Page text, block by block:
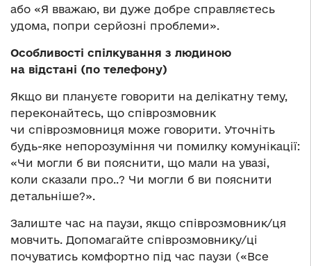
або «Я вважаю, ви дуже добре справляєтесь
удома, попри серйозні проблеми».
Особливості спілкування з людиною
на відстані (по телефону)
Якщо ви плануєте говорити на делікатну тему,
переконайтесь, що співрозмовник
чи співрозмовниця може говорити. Уточніть
будь-яке непорозуміння чи помилку комунікації:
«Чи могли б ви пояснити, що мали на увазі,
коли сказали про..? Чи могли б ви пояснити
детальніше?».
Залиште час на паузи, якщо співрозмовник/ця
мовчить. Допомагайте співрозмовнику/ці
почуватись комфортно під час паузи («Все